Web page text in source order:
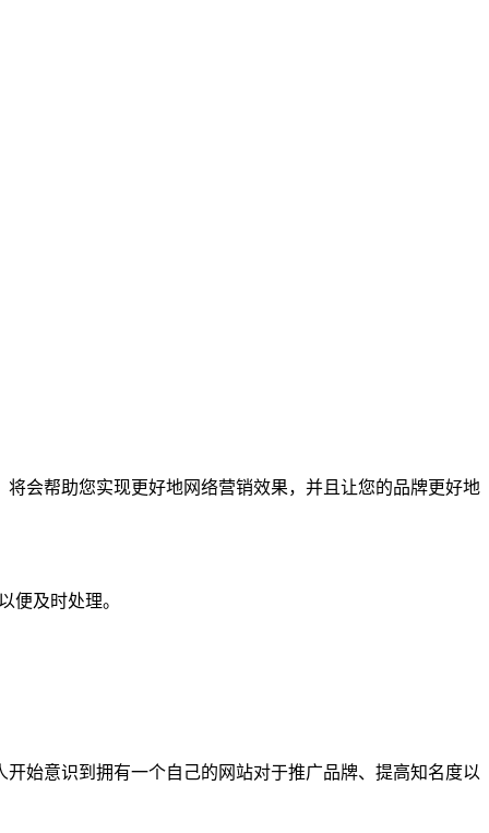
会帮助您实现更好地网络营销效果，并且让您的品牌更好地
便及时处理。
始意识到拥有一个自己的网站对于推广品牌、提高知名度以